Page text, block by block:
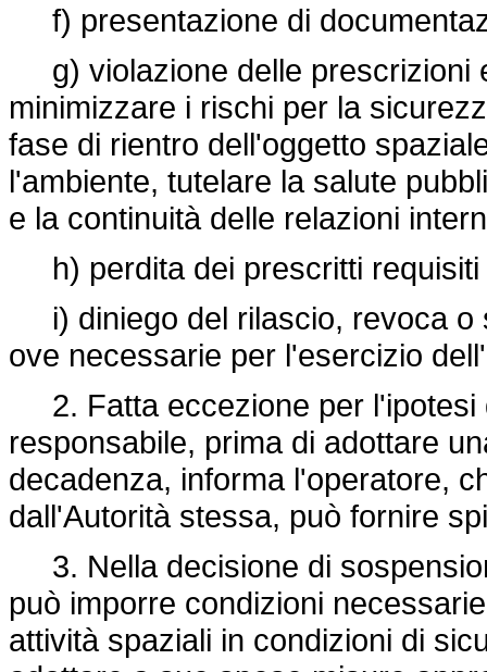
f) presentazione di
g) violazione delle prescrizioni
minimizzare i rischi per la
fase di rientro dell'oggetto
l'ambiente, tutelare la salute
e la continuità delle relazioni
h) perdita dei prescritti requisiti
i) diniego del rilascio, revoca o
ove necessarie per l'esercizio
2. Fatta eccezione per l'ipotesi
responsabile, prima di adottare
decadenza, informa l'operatore,
dall'Autorità stessa, può fornire
3. Nella decisione di
può imporre condizioni
attività spaziali in condizioni di